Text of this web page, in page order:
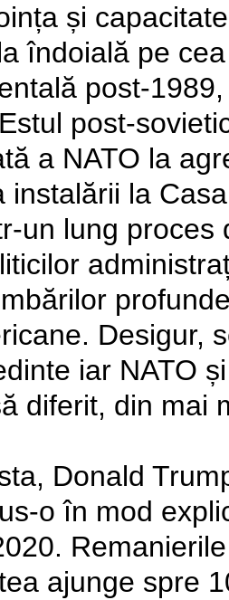
și
îndoială pe
post-
post-
a NATO la
instalării la
un lung
Desigur,
iar NATO
diferit, din mai
Donald
o în mod
ajunge spre